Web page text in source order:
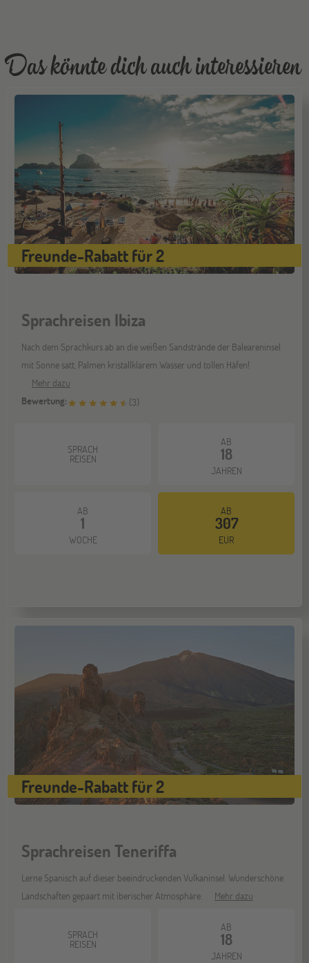
29 ONLINE
Online-Infoabend: Ab ins Ausland
10
OKT
Gräfelfing
Jugendbildungsmesse JuBi
17
OKT
Stuttgart
Jugendbildungsmesse JuBi
07 Bochum
Jugendbildungsmesse JuBi
07 Berlin
Jugendbildungsmesse JuBi
Hamburg
Münster
Das könnte dich auch interessieren
Freunde-Rabatt für 2
Sprachreisen Ibiza
Nach dem Sprachkurs ab an die weißen Sandstrände der Baleareninsel
mit Sonne satt, Palmen kristallklarem Wasser und tollen Häfen!
Mehr dazu
Bewertung:
(3)
SPRACH
REISEN
AB
18
JAHREN
AB
1
WOCHE
AB
307
EUR
Freunde-Rabatt für 2
Sprachreisen Teneriffa
Lerne Spanisch auf dieser beeindruckenden Vulkaninsel. Wunderschöne
Landschaften gepaart mit iberischer Atmosphäre.
Mehr dazu
SPRACH
REISEN
AB
18
JAHREN